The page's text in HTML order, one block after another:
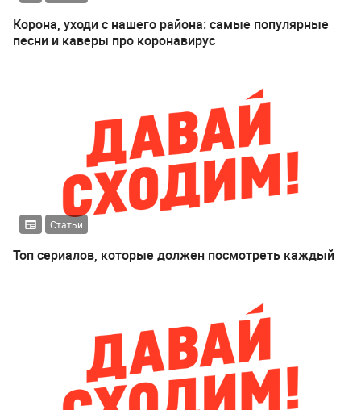
Корона, уходи с нашего района: самые популярные
песни и каверы про коронавирус
Статьи
Топ сериалов, которые должен посмотреть каждый